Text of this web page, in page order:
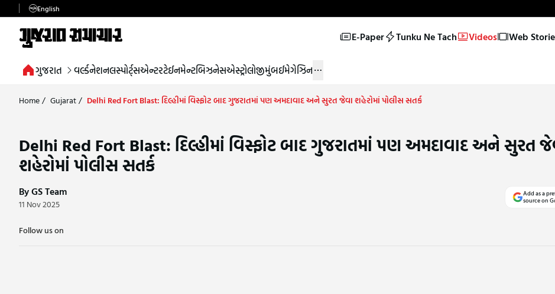
English
E-Paper Tunku Ne Tach Videos Web
ગુજરાત વર્લ્ડનેશનલસ્પોર્ટ્સએન્ટરટેઈનમેન્ટબિઝનેસએસ્ટ્રોલોજીમુંબઈમેગેઝિન
Home/ Gujarat/ Delhi Red Fort Blast: દિલ્હીમાં વિસ્ફોટ બાદ ગુજરાતમાં પણ અમદાવાદ અને સુરત જેવા શહેરોમાં પોલીસ સતર્ક
Delhi Red Fort Blast: દિલ્હીમાં વિસ્ફોટ બાદ ગુજરાતમાં પણ અમદાવાદ અને સુરત
શહેરોમાં પોલીસ સતર્ક
By GS Team
11 Nov 2025
Add as a
source on
Follow us on